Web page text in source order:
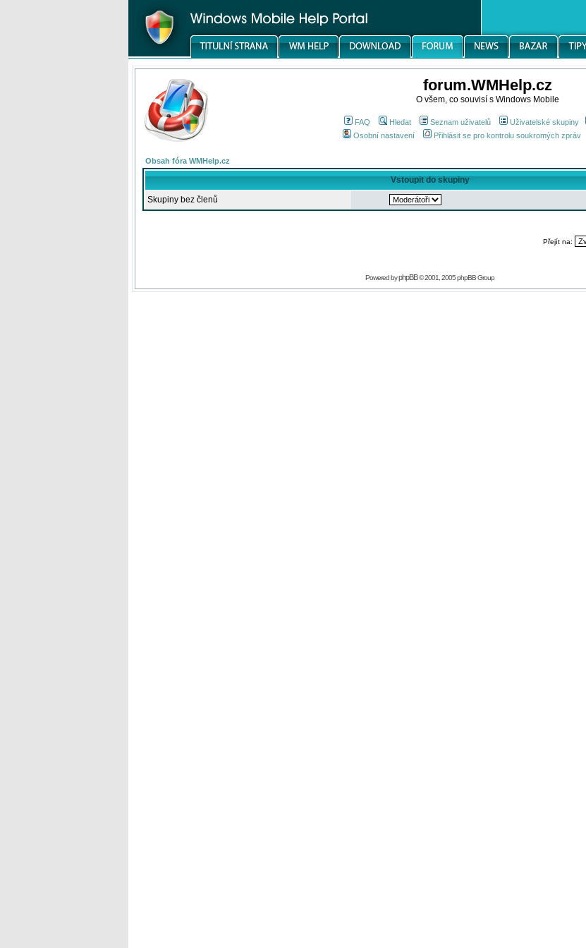
forum.WMHelp.cz
O všem, co souvisí s Windows Mobile
FAQ Hledat Seznam uživatelů Uživatelské skupiny
Osobní nastavení
Přihlásit se pro kontrolu soukromých zpráv
Obsah fóra WMHelp.cz
Vstoupit do skupiny
Skupiny bez členů
Přejít na:
Powered byphpBB© 2001, 2005 phpBB Group